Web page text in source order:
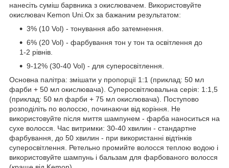
нанесіть суміш барвника з окислювачем. Використовуйте
окислювач Kemon Uni.Ox за бажаним результатом:
3% (10 Vol) - тонування або затемнення.
6% (20 Vol) - фарбування тон у тон та освітлення до
1-2 рівнів.
9-12% (30-40 Vol) - для суперосвітлення.
Основна палітра: змішати у пропорції 1:1 (приклад: 50 мл
фарби + 50 мл окислювача). Суперосвітлювальна серія: 1:1,5
(приклад: 50 мл фарби + 75 мл окислювача). Поступово
розподіліть по волоссю, починаючи від коріння. Не
використовуйте після миття шампунем - фарба наноситься на
сухе волосся. Час витримки: 30-40 хвилин - стандартне
фарбування, до 50 хвилин - при використанні відтінків
суперосвітлення. Ретельно промийте волосся теплою водою і
використовуйте шампунь і бальзам для фарбованого волосся